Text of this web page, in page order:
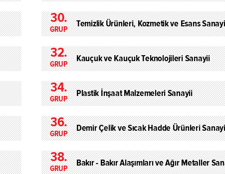
30.
GRUP Temizlik Ürünleri, Kozmetik ve Esans
32.
GRUP Kauçuk ve Kauçuk Teknolojileri Sanayii
34.
GRUP Plastik İnşaat Malzemeleri Sanayii
36.
GRUP Demir Çelik ve Sıcak Hadde Ürünleri
38.
GRUP Bakır - Bakır Alaşımları ve Ağır Metaller